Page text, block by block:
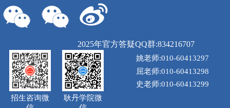
2025年官方答疑QQ群:834216707
姚老师:010-60413297
屈老师:010-60413298
史老师:010-60413299
耿丹学院微
招生咨询微